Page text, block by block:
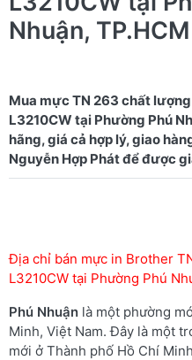
Nhuận, TP.HCM
Mua mực TN 263 chất
L3210CW tại Phường Phú
hãng, giá cả hợp lý, giao
Địa chỉ bán mực in Brother
L3210CW tại Phường Phú
Phú Nhuận là một phường
Minh, Việt Nam. Đây là một
mới ở Thành phố Hồ Chí